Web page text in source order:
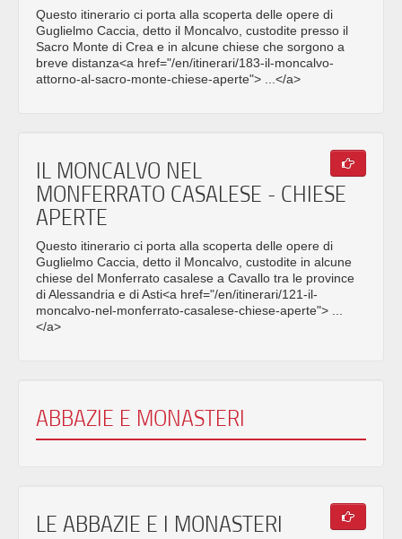
Questo itinerario ci porta alla scoperta delle opere di
Guglielmo Caccia, detto il Moncalvo, custodite presso il
Sacro Monte di Crea e in alcune chiese che sorgono a
breve distanza<a href="/en/itinerari/183-il-moncalvo-
attorno-al-sacro-monte-chiese-aperte"> ...</a>
IL MONCALVO NEL
MONFERRATO CASALESE - CHIESE
APERTE
Questo itinerario ci porta alla scoperta delle opere di
Guglielmo Caccia, detto il Moncalvo, custodite in alcune
chiese del Monferrato casalese a Cavallo tra le province
di Alessandria e di Asti<a href="/en/itinerari/121-il-
moncalvo-nel-monferrato-casalese-chiese-aperte"> ...
</a>
ABBAZIE E MONASTERI
LE ABBAZIE E I MONASTERI